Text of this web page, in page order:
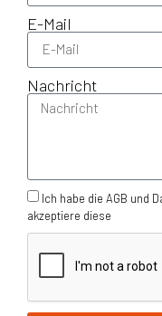
E-Mail
Nachricht
Ich habe die AGB und
akzeptiere diese